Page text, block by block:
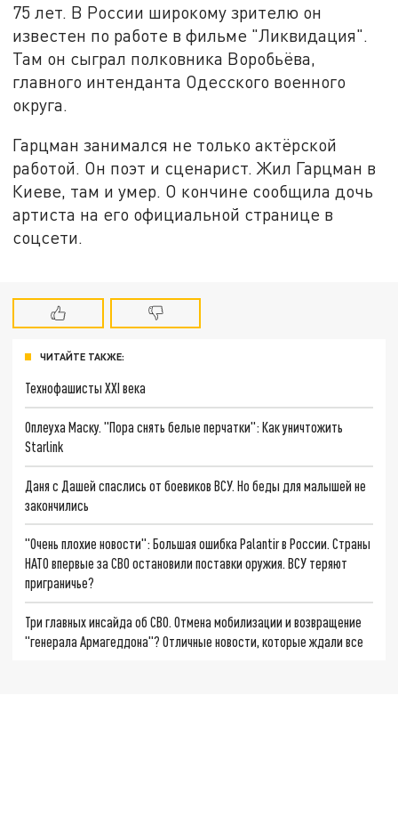
75 лет. В России широкому зрителю он
известен по работе в фильме "Ликвидация".
Там он сыграл полковника Воробьёва,
главного интенданта Одесского военного
округа.
Гарцман занимался не только актёрской
работой. Он поэт и сценарист. Жил Гарцман в
Киеве, там и умер. О кончине сообщила дочь
артиста на его официальной странице в
соцсети.
ЧИТАЙТЕ ТАКЖЕ:
Технофашисты XXI века
Оплеуха Маску. "Пора снять белые перчатки": Как уничтожить
Starlink
Даня с Дашей спаслись от боевиков ВСУ. Но беды для малышей не
закончились
"Очень плохие новости": Большая ошибка Palantir в России. Страны
НАТО впервые за СВО остановили поставки оружия. ВСУ теряют
приграничье?
Три главных инсайда об СВО. Отмена мобилизации и возвращение
"генерала Армагеддона"? Отличные новости, которые ждали все